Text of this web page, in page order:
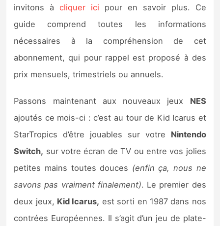
Précommandes
Précommandes jeux Switch 2
Sorties de jeux
Bons plans
Guides
invitons àcliquer ici pour en savoir plus. Ce
guide comprend toutes les informations
nécessaires à la compréhension de cet
abonnement, qui pour rappel est proposé à des
prix mensuels, trimestriels ou annuels.
Passons maintenant aux nouveaux jeux NES
ajoutés ce mois-ci : c’est au tour de Kid Icarus et
StarTropics d’être jouables sur votre Nintendo
Switch, sur votre écran de TV ou entre vos jolies
petites mains toutes douces (enfin ça, nous ne
savons pas vraiment finalement). Le premier des
deux jeux, Kid Icarus, est sorti en 1987 dans nos
contrées Européennes. Il s’agit d’un jeu de plate-